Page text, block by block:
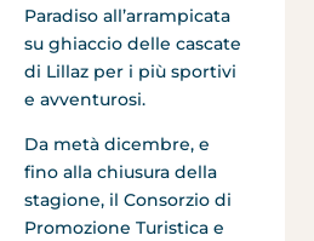
Paradiso all’arrampicata
su ghiaccio delle cascate
di Lillaz per i più sportivi
e avventurosi.
Da metà dicembre, e
fino alla chiusura della
stagione, il Consorzio di
Promozione Turistica e